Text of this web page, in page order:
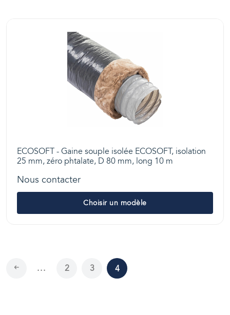
ECOSOFT - Gaine souple isolée ECOSOFT, isolation
25 mm, zéro phtalate, D 80 mm, long 10 m
Nous contacter
Choisir un modèle
... 2 3 4